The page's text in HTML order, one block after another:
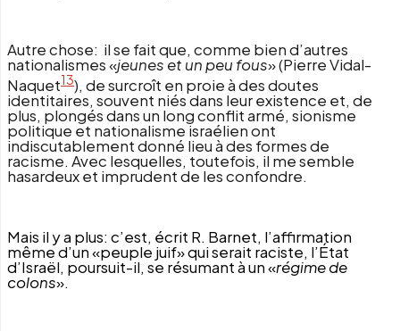
Autre chose: il se fait que, comme bien d’autres
nationalismes «jeunes et un peu fous» (Pierre Vidal-
Naquet13), de surcroît en proie à des doutes
identitaires, souvent niés dans leur existence et, de
plus, plongés dans un long conflit armé, sionisme
politique et nationalisme israélien ont
indiscutablement donné lieu à des formes de
racisme. Avec lesquelles, toutefois, il me semble
hasardeux et imprudent de les confondre.
Mais il y a plus: c’est, écrit R. Barnet, l’affirmation
même d’un «peuple juif» qui serait raciste, l’État
d’Israël, poursuit-il, se résumant à un «régime de
colons».